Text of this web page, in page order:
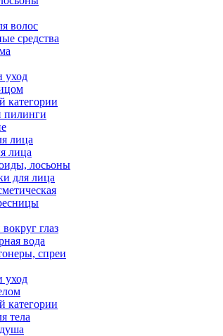
волос
средства
уход
категории
пилинги
лица
лица
лосьоны
для лица
глаз
вода
спреи
уход
категории
тела